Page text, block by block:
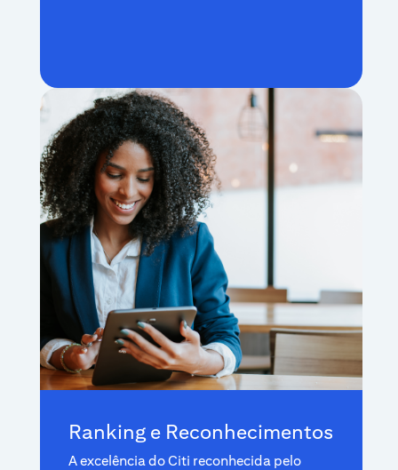
Ranking e Reconhecimentos
A excelência do Citi reconhecida pelo